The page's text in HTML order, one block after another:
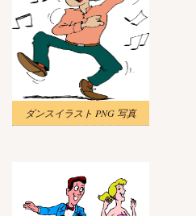
ダンスイラスト PNG 写真